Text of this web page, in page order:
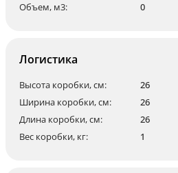
Объем, м3:
0
Логистика
Высота коробки, см:
26
Ширина коробки, см:
26
Длина коробки, см:
26
Вес коробки, кг:
1